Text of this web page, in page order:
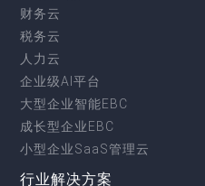
财务云
税务云
人力云
企业级AI平台
大型企业智能EBC
成长型企业EBC
小型企业SaaS管理云
行业解决方案